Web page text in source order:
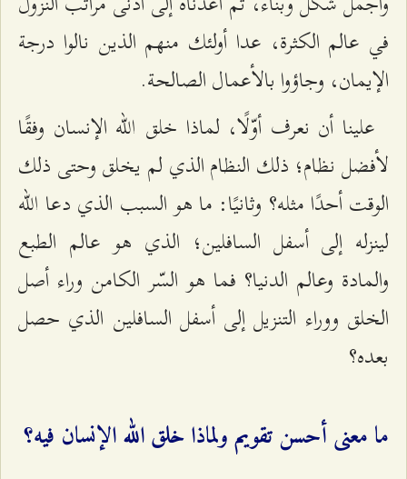
في عالم الكثرة، عدا أولئك منهم الذين نالوا درجة
الإيمان، وجاؤوا بالأعمال الصالحة.
علينا أن نعرف أوّلًا، لماذا خلق الله الإنسان وفقًا
لأفضل نظام؛ ذلك النظام الذي لم يخلق وحتى ذلك
الوقت أحدًا مثله؟ وثانيًا: ما هو السبب الذي دعا الله
لينزله إلى أسفل السافلين؛ الذي هو عالم الطبع
والمادة وعالم الدنيا؟ فما هو السّر الكامن وراء أصل
الخلق ووراء التنزيل إلى أسفل السافلين الذي حصل
بعده؟
ما معنى أحسن تقويم ولماذا خلق الله الإنسان فيه؟